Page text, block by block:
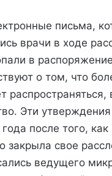
письма,
врачи в ходе
в
о том, что
распространяться,
Эти
после того,
закрыла свое
ведущего